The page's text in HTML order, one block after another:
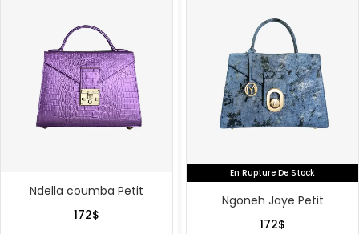
Ndella coumba Petit
172$
En Rupture De Stock
Ngoneh Jaye Petit
172$